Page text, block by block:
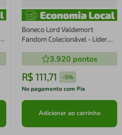
Boneco Lord Valdemort
Fandom Colecionável - Lider
3.920 pontos
R$ 111,71 -5%
No pagamento com Pix
Adicionar ao carrinho